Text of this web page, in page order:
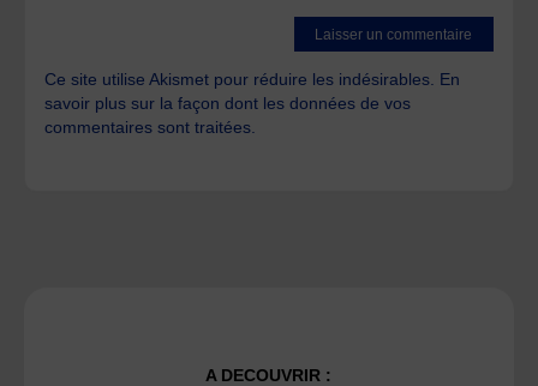
Ce site utilise Akismet pour réduire les indésirables. En
savoir plus sur la façon dont les données de vos
commentaires sont traitées
A DECOUVRIR :